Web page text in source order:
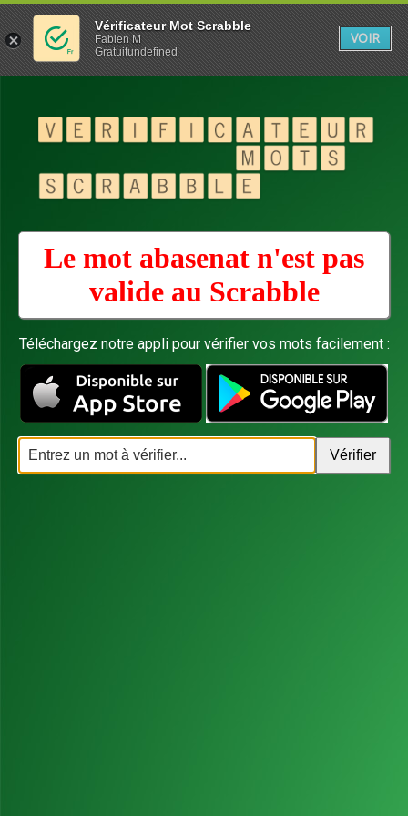
Le mot abasenat n'est pas
valide au Scrabble
Téléchargez notre appli pour vérifier vos mots facilement :
Vérificateur Mot Scrabble
Fabien M
Gratuitundefined
VOIR